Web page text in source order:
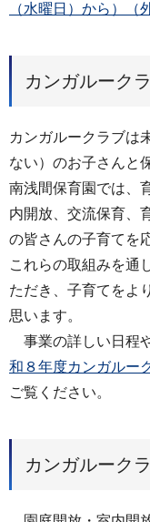
（水曜日）から）（
カンガルーク
カンガルークラブは
ない）のお⼦さんと
南浅間保育園では、
内開放、交流保育、
の皆さんの⼦育てを
これらの取組みを通
ただき、⼦育てをよ
思います。
事業の詳しい日程
和８年度カンガルー
ご覧ください。
カンガルーク